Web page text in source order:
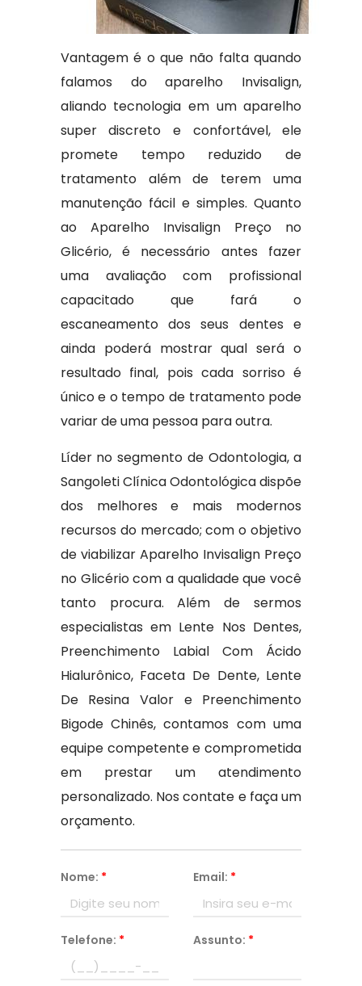
Vantagem é o que não falta quando
falamos do aparelho Invisalign,
aliando tecnologia em um aparelho
super discreto e confortável, ele
promete tempo reduzido de
tratamento além de terem uma
manutenção fácil e simples. Quanto
ao Aparelho Invisalign Preço no
Glicério, é necessário antes fazer
uma avaliação com profissional
capacitado que fará o
escaneamento dos seus dentes e
ainda poderá mostrar qual será o
resultado final, pois cada sorriso é
único e o tempo de tratamento pode
variar de uma pessoa para outra.
Líder no segmento de Odontologia, a
Sangoleti Clínica Odontológica dispõe
dos melhores e mais modernos
recursos do mercado; com o objetivo
de viabilizar Aparelho Invisalign Preço
no Glicério com a qualidade que você
tanto procura. Além de sermos
especialistas em Lente Nos Dentes,
Preenchimento Labial Com Ácido
Hialurônico, Faceta De Dente, Lente
De Resina Valor e Preenchimento
Bigode Chinês, contamos com uma
equipe competente e comprometida
em prestar um atendimento
personalizado. Nos contate e faça um
orçamento.
Nome: * Email: *
Telefone: * Assunto: *